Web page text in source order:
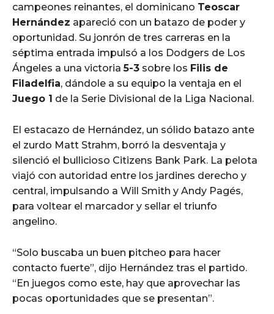
campeones reinantes, el dominicano Teoscar
Hernández apareció con un batazo de poder y
oportunidad. Su jonrón de tres carreras en la
séptima entrada impulsó a los Dodgers de Los
Ángeles a una victoria5-3 sobre los Filis de
Filadelfia, dándole a su equipo la ventaja en el
Juego 1 de la Serie Divisional de la Liga Nacional.
El estacazo de Hernández, un sólido batazo ante
el zurdo Matt Strahm, borró la desventaja y
silenció el bullicioso Citizens Bank Park. La pelota
viajó con autoridad entre los jardines derecho y
central, impulsando a Will Smith y Andy Pagés,
para voltear el marcador y sellar el triunfo
angelino.
“Solo buscaba un buen pitcheo para hacer
contacto fuerte”, dijo Hernández tras el partido.
“En juegos como este, hay que aprovechar las
pocas oportunidades que se presentan”.